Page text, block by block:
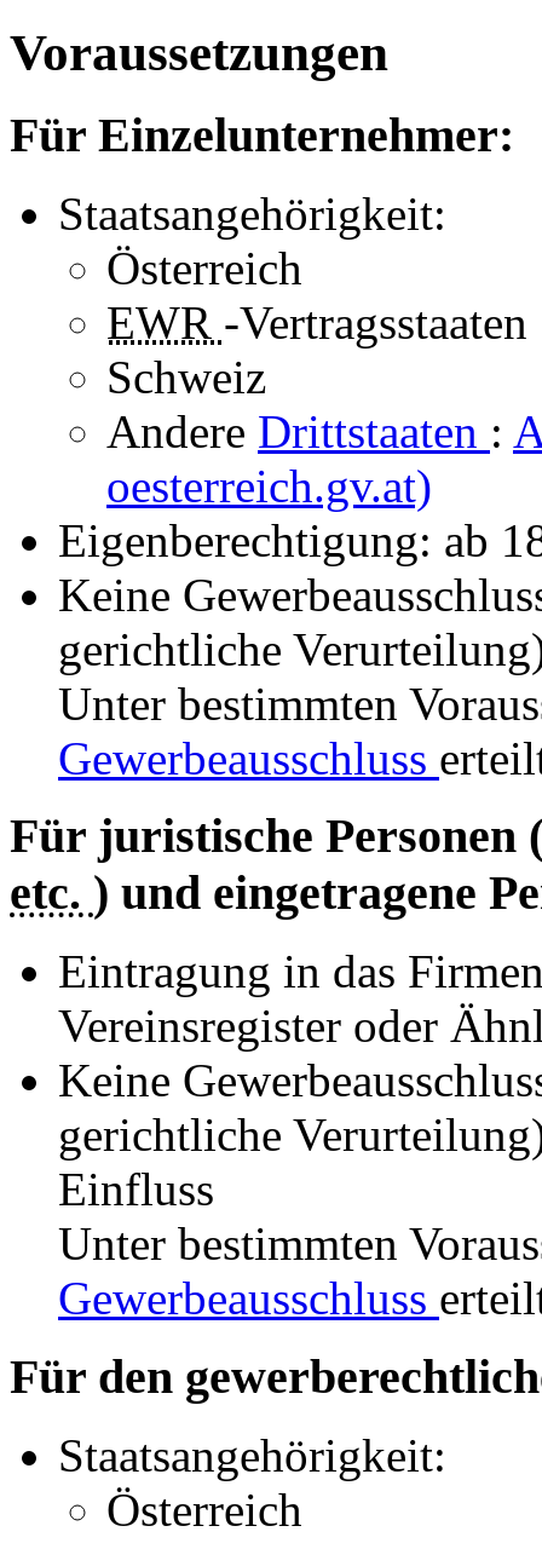
Voraussetzungen
Für Einzelunternehmer:
Staatsangehörigkeit:
Österreich
EWR -Vertragsstaaten
Schweiz
Andere Drittstaaten :
oesterreich.gv.at)
Eigenberechtigung: ab
Keine
gerichtliche
Unter bestimmten
Gewerbeausschluss
Für juristische Personen
etc. ) und eingetragene
Eintragung in das
Vereinsregister oder
Keine
gerichtliche
Einfluss
Unter bestimmten
Gewerbeausschluss
Für den
Staatsangehörigkeit:
Österreich